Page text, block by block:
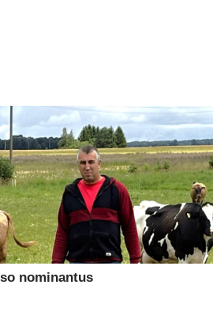
nominantus